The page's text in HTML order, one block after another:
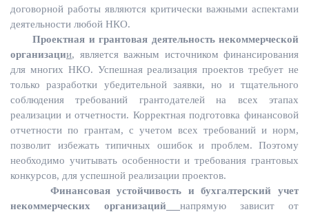
договорной работы являются критически важными аспектами
деятельности любой НКО.
Проектная и грантовая деятельность некоммерческой
организации, является важным источником финансирования
для многих НКО. Успешная реализация проектов требует не
только разработки убедительной заявки, но и тщательного
соблюдения требований грантодателей на всех этапах
реализации и отчетности. Корректная подготовка финансовой
отчетности по грантам, с учетом всех требований и норм,
позволит избежать типичных ошибок и проблем. Поэтому
необходимо учитывать особенности и требования грантовых
конкурсов, для успешной реализации проектов.
Финансовая устойчивость и бухгалтерский учет
некоммерческих организаций
напрямую зависит от